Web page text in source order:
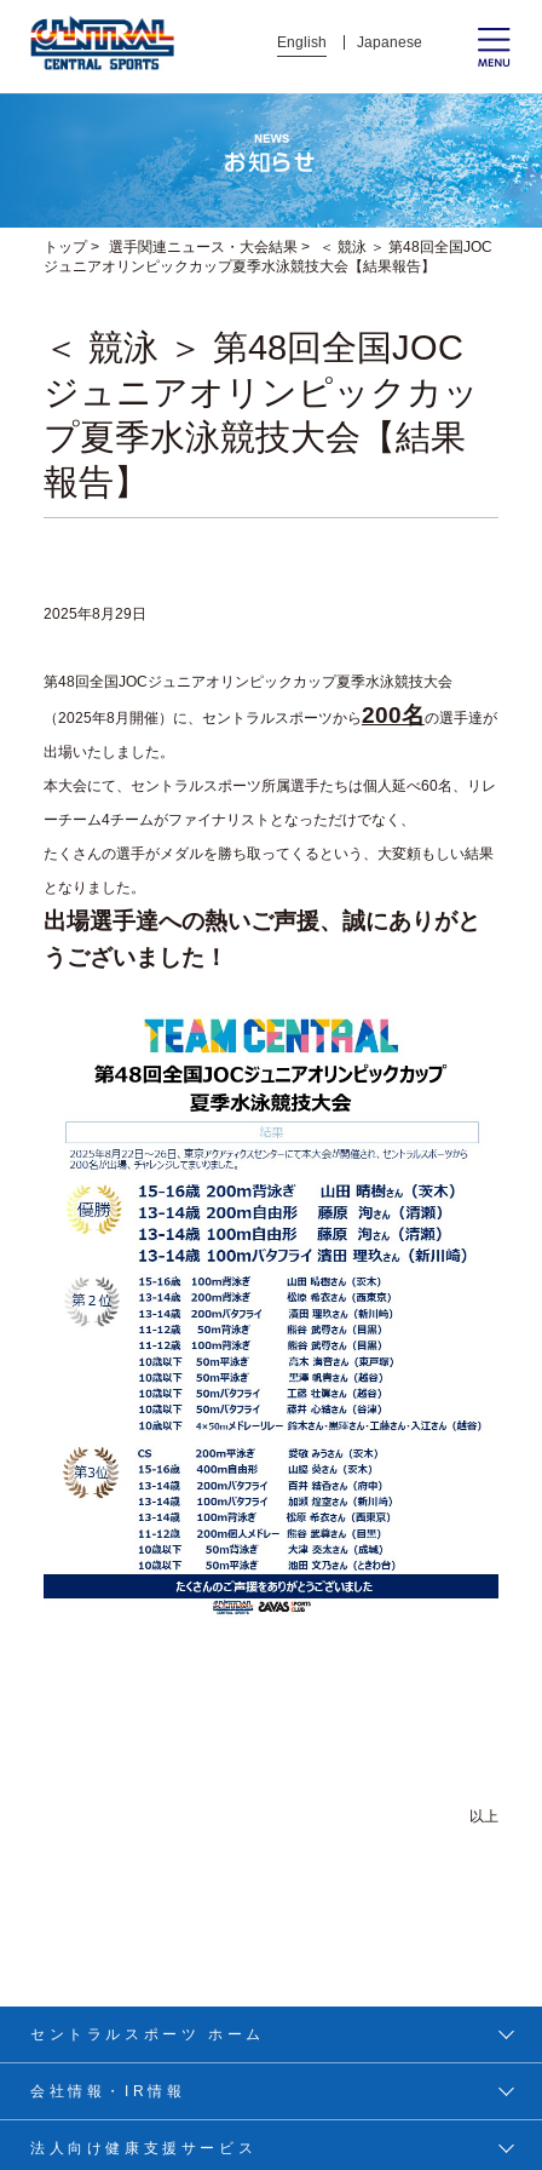
English Japanese
トップ> 選手関連ニュース・大会結果>
＜ 競泳 ＞ 第48回全国JOC
ジュニアオリンピックカップ夏季水泳競技大会【結果報告】
＜ 競泳 ＞ 第48回全国JOC
ジュニアオリンピックカッ
プ夏季水泳競技大会【結果
報告】
2025年8月29日
第48回全国JOCジュニアオリンピックカップ夏季水泳競技大会
（2025年8月開催）に、セントラルスポーツから200名の選手達が
出場いたしました。
本大会にて、セントラルスポーツ所属選手たちは個人延べ60名、リレ
ーチーム4チームがファイナリストとなっただけでなく、
たくさんの選手がメダルを勝ち取ってくるという、大変頼もしい結果
となりました。
出場選手達への熱いご声援、誠にありがと
うございました！
以上
セントラルスポーツ ホーム
会社情報・IR情報
法人向け健康支援サービス